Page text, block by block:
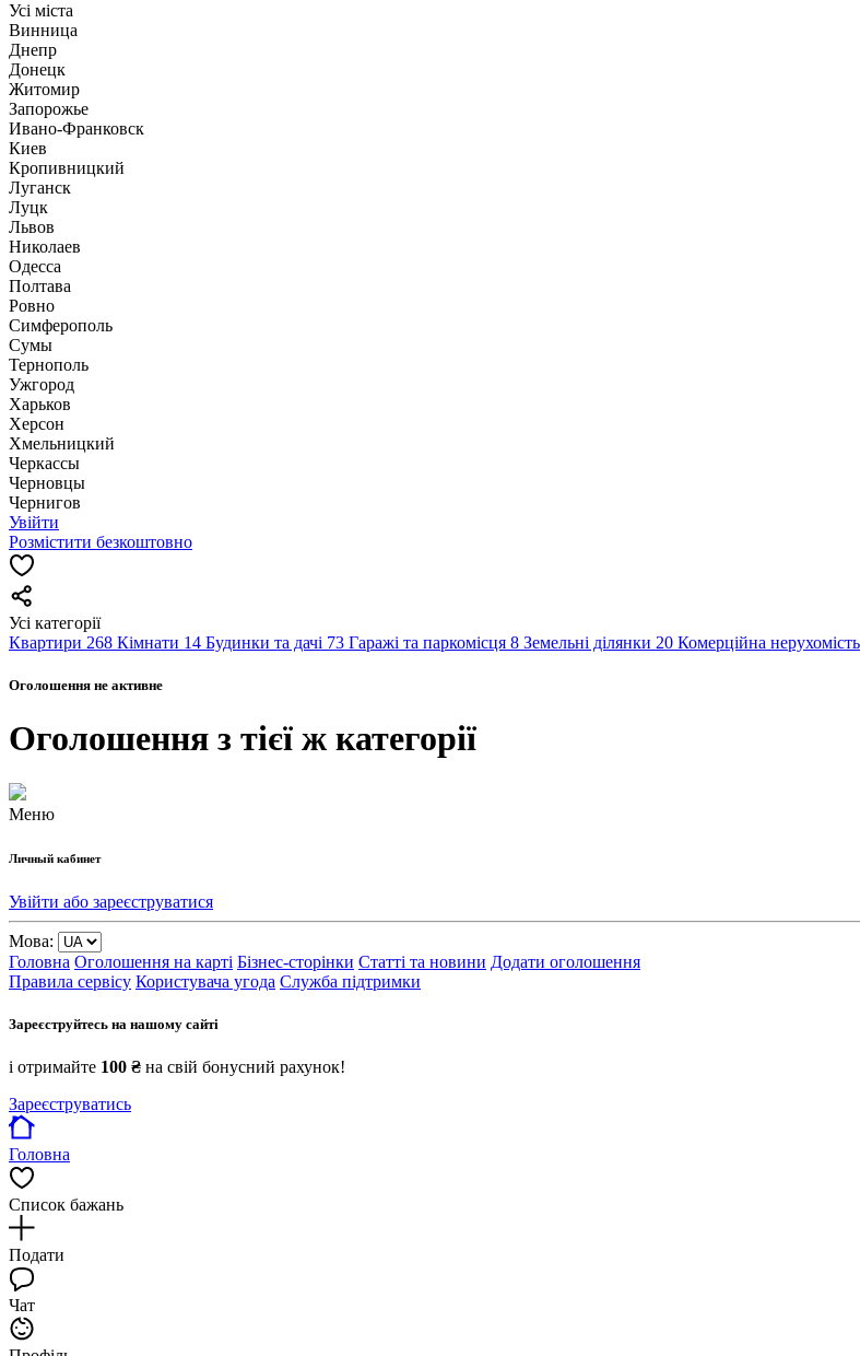
Усі міста
Винница
Днепр
Донецк
Житомир
Запорожье
Ивано-Франковск
Киев
Кропивницкий
Луганск
Луцк
Львов
Николаев
Одесса
Полтава
Ровно
Симферополь
Сумы
Тернополь
Ужгород
Харьков
Херсон
Хмельницкий
Черкассы
Чернoвцы
Чернигов
Увійти
Розмістити безкоштовно
Усі категорії
Квартири 268 Кімнати 14 Будинки та дачі 73 Гаражі та паркомісця 8 Земельні ділянки 20 Комерційна нерухомість
Оголошення не активне
Оголошення з тієї ж категорії
Меню
Личный кабинет
Увійти або зареєструватися
Мова:
Головна Оголошення на карті Бізнес-сторінки Статті та новини Додати оголошення
Правила сервісу Користувача угода Служба підтримки
Зареєструйтесь на нашому сайті
і отримайте 100 ₴ на свій бонусний рахунок!
Зареєструватись
Головна
Список бажань
Подати
Чат